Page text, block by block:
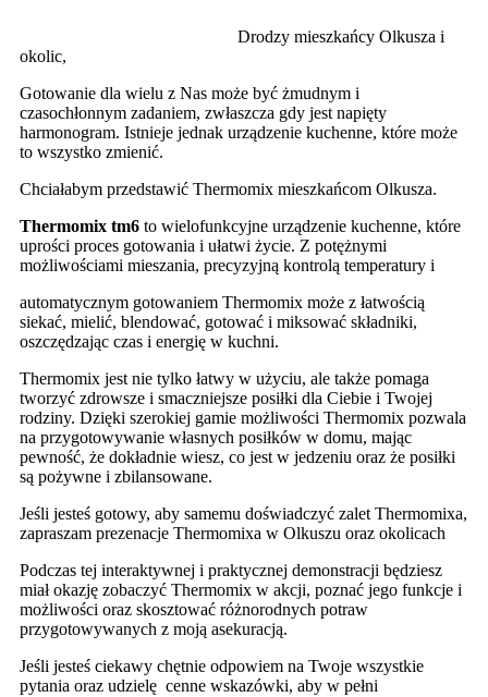
Drodzy mieszkańcy Olkusza i
okolic,
Gotowanie dla wielu z Nas może być żmudnym i
czasochłonnym zadaniem, zwłaszcza gdy jest napięty
harmonogram. Istnieje jednak urządzenie kuchenne, które może
to wszystko zmienić.
Chciałabym przedstawić Thermomix mieszkańcom Olkusza.
Thermomix tm6 to wielofunkcyjne urządzenie kuchenne, które
uprości proces gotowania i ułatwi życie. Z potężnymi
możliwościami mieszania, precyzyjną kontrolą temperatury i
automatycznym gotowaniem Thermomix może z łatwością
siekać, mielić, blendować, gotować i miksować składniki,
oszczędzając czas i energię w kuchni.
Thermomix jest nie tylko łatwy w użyciu, ale także pomaga
tworzyć zdrowsze i smaczniejsze posiłki dla Ciebie i Twojej
rodziny. Dzięki szerokiej gamie możliwości Thermomix pozwala
na przygotowywanie własnych posiłków w domu, mając
pewność, że dokładnie wiesz, co jest w jedzeniu oraz że posiłki
są pożywne i zbilansowane.
Jeśli jesteś gotowy, aby samemu doświadczyć zalet Thermomixa,
zapraszam prezenacje Thermomixa w Olkuszu oraz okolicach
Podczas tej interaktywnej i praktycznej demonstracji będziesz
miał okazję zobaczyć Thermomix w akcji, poznać jego funkcje i
możliwości oraz skosztować różnorodnych potraw
przygotowywanych z moją asekuracją.
Jeśli jesteś ciekawy chętnie odpowiem na Twoje wszystkie
pytania oraz udzielę cenne wskazówki, aby w pełni